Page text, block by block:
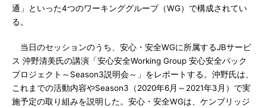
通」といった4つのワーキンググループ（WG）で構成されてい
る。
当日のセッションのうち、安心・安全WGに所属するJBサービ
ス 沖野清美氏の講演「安心安全Working Group 安心安全パック
プロジェクト～Season3説明会～」をレポートする。沖野氏は、
これまでの活動内容やSeason3（2020年6月～2021年3月）で実
施予定の取り組みを説明した。安心・安全WGは、ケンブリッジ